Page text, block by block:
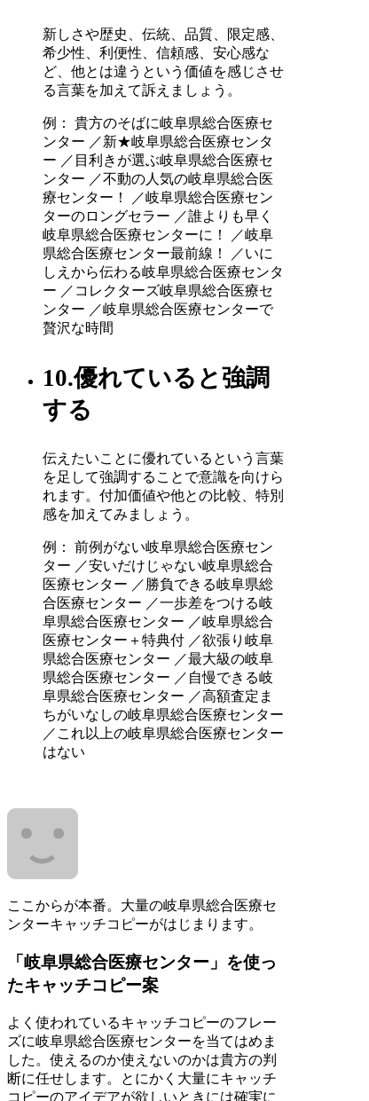
新しさや歴史、伝統、品質、限定感、
希少性、利便性、信頼感、安心感な
ど、他とは違うという価値を感じさせ
る言葉を加えて訴えましょう。
例： 貴方のそばに岐阜県総合医療セ
ンター ／新★岐阜県総合医療センタ
ー ／目利きが選ぶ岐阜県総合医療セ
ンター ／不動の人気の岐阜県総合医
療センター！ ／岐阜県総合医療セン
ターのロングセラー ／誰よりも早く
岐阜県総合医療センターに！ ／岐阜
県総合医療センター最前線！ ／いに
しえから伝わる岐阜県総合医療センタ
ー ／コレクターズ岐阜県総合医療セ
ンター ／岐阜県総合医療センターで
贅沢な時間
10.優れていると強調
する
伝えたいことに優れているという言葉
を足して強調することで意識を向けら
れます。付加価値や他との比較、特別
感を加えてみましょう。
例： 前例がない岐阜県総合医療セン
ター ／安いだけじゃない岐阜県総合
医療センター ／勝負できる岐阜県総
合医療センター ／一歩差をつける岐
阜県総合医療センター ／岐阜県総合
医療センター＋特典付 ／欲張り岐阜
県総合医療センター ／最大級の岐阜
県総合医療センター ／自慢できる岐
阜県総合医療センター ／高額査定ま
ちがいなしの岐阜県総合医療センター
／これ以上の岐阜県総合医療センター
はない
ここからが本番。大量の岐阜県総合医療セ
ンターキャッチコピーがはじまります。
「岐阜県総合医療センター」を使っ
たキャッチコピー案
よく使われているキャッチコピーのフレー
ズに岐阜県総合医療センターを当てはめま
した。使えるのか使えないのかは貴方の判
断に任せします。とにかく大量にキャッチ
コピーのアイデアが欲しいときには確実に